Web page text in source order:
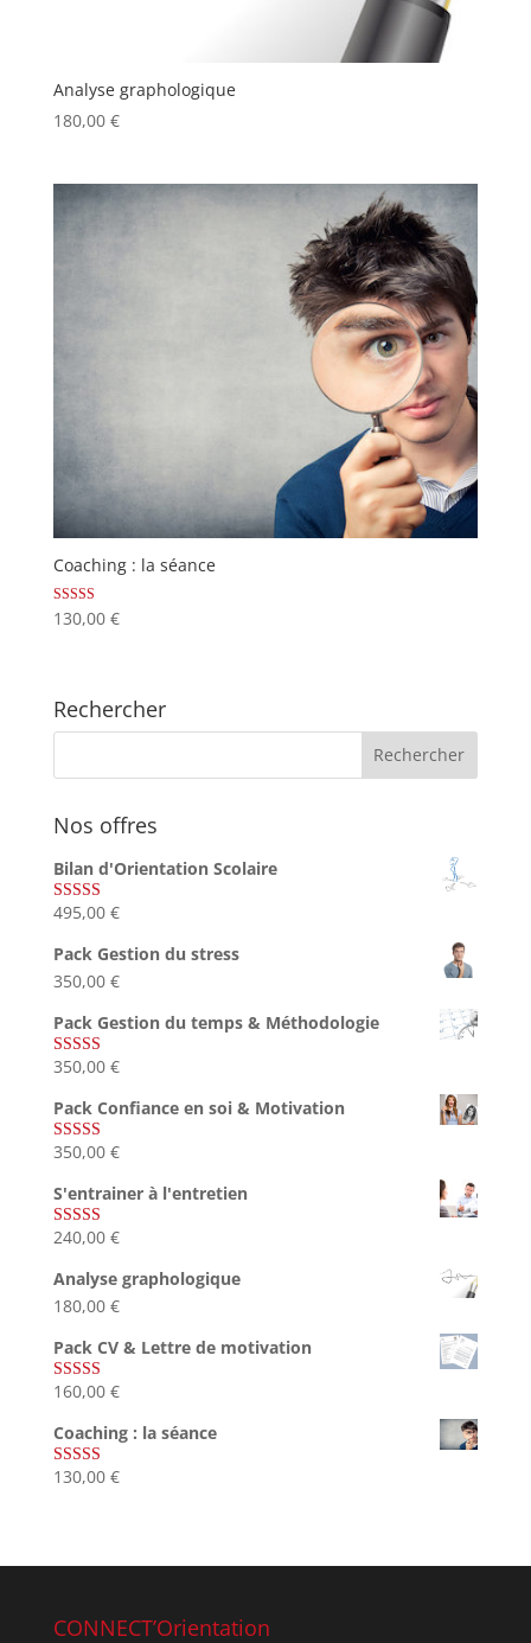
Analyse graphologique
180,00 €
Coaching : la séance
Note
4.67
130,00 €
Rechercher
Nos offres
Bilan d'Orientation Scolaire
Note4.75
495,00 €
Pack Gestion du stress
350,00 €
Pack Gestion du temps & Méthodologie
Note5.00
350,00 €
Pack Confiance en soi & Motivation
Note5.00
350,00 €
S'entrainer à l'entretien
Note4.83
240,00 €
Analyse graphologique
180,00 €
Pack CV & Lettre de motivation
Note5.00
160,00 €
Coaching : la séance
Note4.67
130,00 €
CONNECT’Orientation